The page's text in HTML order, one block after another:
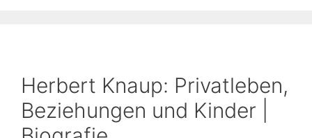
Herbert Knaup: Privatleben,
Beziehungen und Kinder |